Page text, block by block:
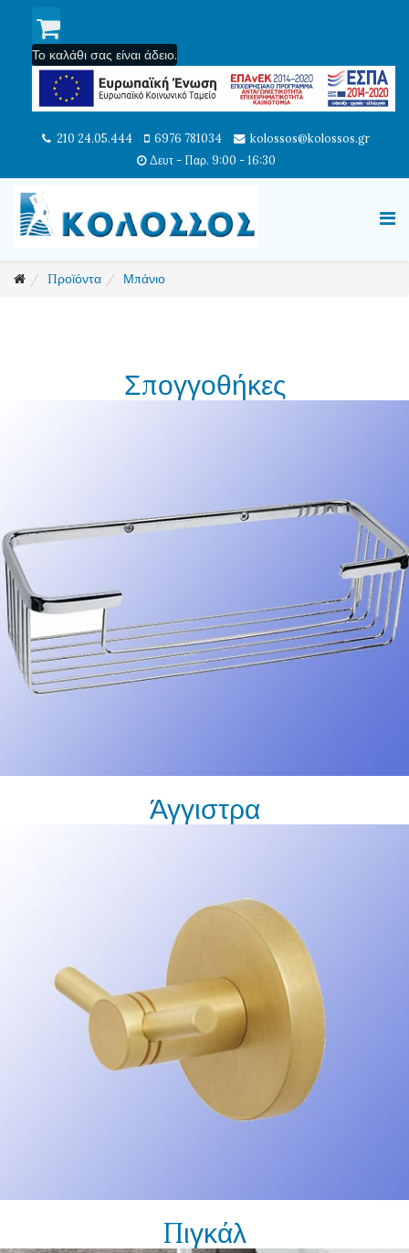
Το καλάθι σας είναι άδειο.
210 24.05.444 6976 781034
kolossos@kolossos.gr
Δευτ - Παρ. 9:00 - 16:30
Προϊόντα Μπάνιο
Σπογγοθήκες
Άγγιστρα
Πιγκάλ